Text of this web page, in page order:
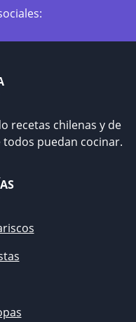
recetas chilenas y de
puedan cocinar.